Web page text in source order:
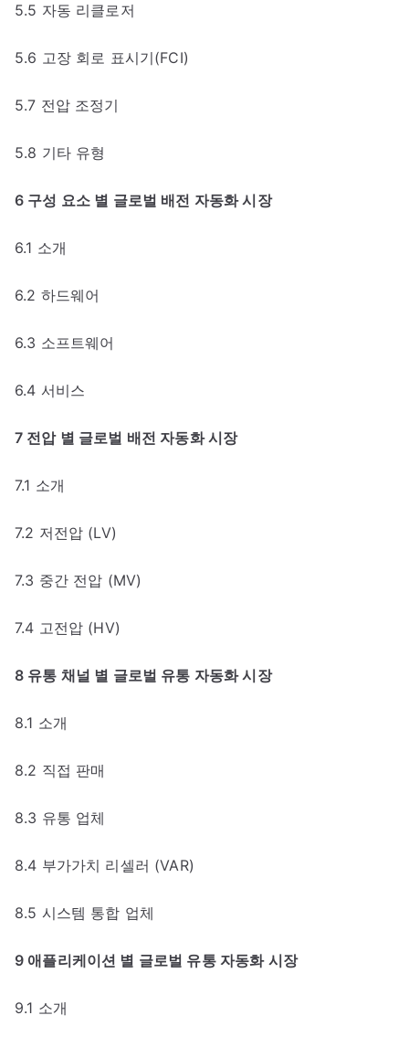
5.5 자동 리클로저
5.6 고장 회로 표시기(FCI)
5.7 전압 조정기
5.8 기타 유형
6 구성 요소 별 글로벌 배전 자동화 시장
6.1 소개
6.2 하드웨어
6.3 소프트웨어
6.4 서비스
7 전압 별 글로벌 배전 자동화 시장
7.1 소개
7.2 저전압 (LV)
7.3 중간 전압 (MV)
7.4 고전압 (HV)
8 유통 채널 별 글로벌 유통 자동화 시장
8.1 소개
8.2 직접 판매
8.3 유통 업체
8.4 부가가치 리셀러 (VAR)
8.5 시스템 통합 업체
9 애플리케이션 별 글로벌 유통 자동화 시장
9.1 소개